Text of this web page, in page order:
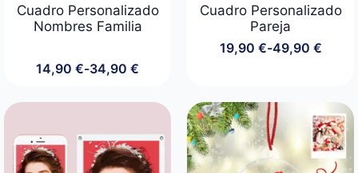
Cuadro Personalizado
Nombres Familia
14,90 €-34,90 €
Rango
precios:
14,90 €
hasta
34,90 €
Cuadro Personalizado
Pareja
19,90 €-49,90 €
Rango
desde
19,90 €
hasta
49,90 €